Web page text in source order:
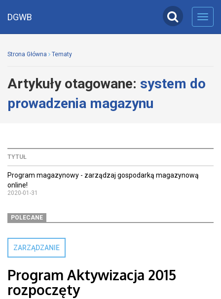
DGWB
Strona Główna Tematy
Artykuły otagowane: system do
prowadzenia magazynu
TYTUŁ
Program magazynowy - zarządzaj gospodarką magazynową
online!
2020-01-31
POLECANE
ZARZĄDZANIE
Program Aktywizacja 2015
rozpoczęty